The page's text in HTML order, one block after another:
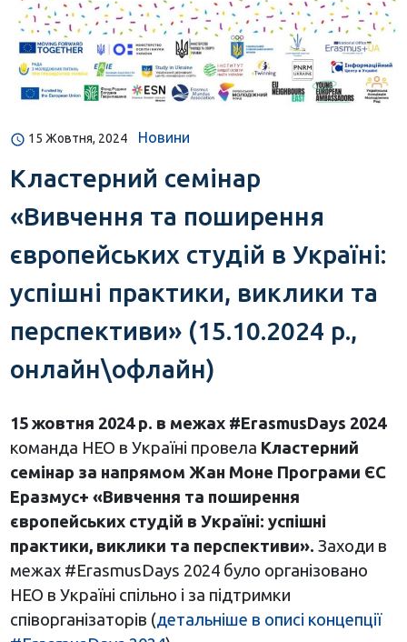
15 Жовтня, 2024 Новини
Кластерний семінар
«Вивчення та поширення
європейських студій в Україні:
успішні практики, виклики та
перспективи» (15.10.2024 р.,
онлайн\офлайн)
15 жовтня 2024 р. в межах #ErasmusDays 2024
команда НЕО в Україні провела Кластерний
семінар за напрямом Жан Моне Програми ЄС
Еразмус+ «Вивчення та поширення
європейських студій в Україні: успішні
практики, виклики та перспективи». Заходи в
межах #ErasmusDays 2024 було організовано
НЕО в Україні спільно і за підтримки
співорганізаторів (детальніше в описі концепції